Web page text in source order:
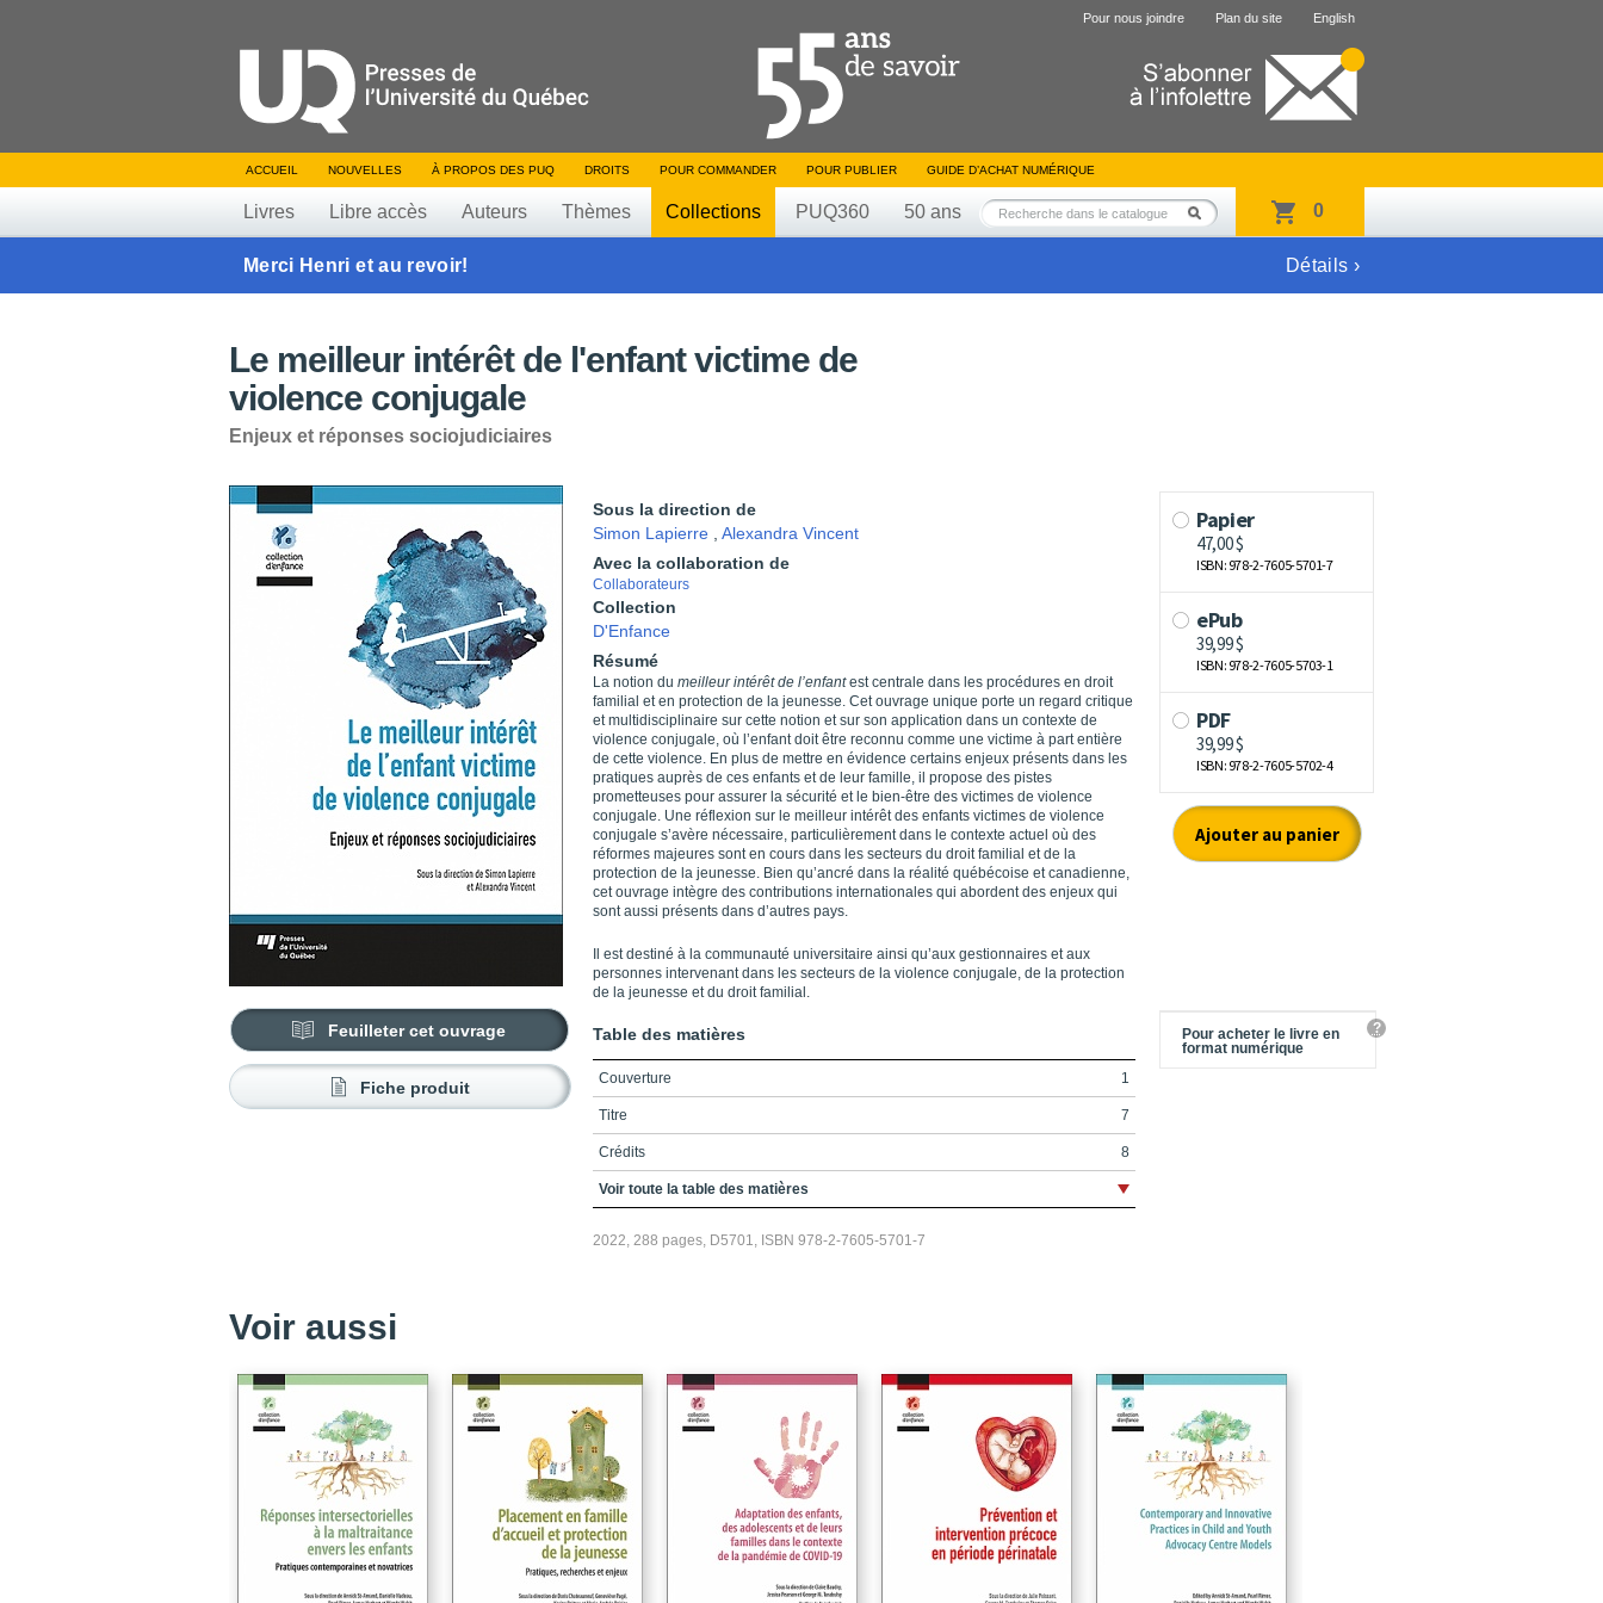
Pour nous joindre Plan du site English
ACCUEIL NOUVELLES À PROPOS DES PUQ DROITS POUR COMMANDER POUR PUBLIER GUIDE D’ACHAT NUMÉRIQUE
Livres Libre accès Auteurs Thèmes Collections PUQ360 50 ans 0
Merci Henri et au revoir! Détails ›
Le meilleur intérêt de l'enfant victime de
violence conjugale
Enjeux et réponses sociojudiciaires
Feuilleter cet ouvrage
Fiche produit
Sous la direction de
Simon Lapierre
Alexandra Vincent
Avec la collaboration de
Collaborateurs
Collection
D'Enfance
Résumé
La notion du meilleur intérêt de l’enfantest centrale dans les procédures en droit
familial et en protection de la jeunesse. Cet ouvrage unique porte un regard critique
et multidisciplinaire sur cette notion et sur son application dans un contexte de
violence conjugale, où l’enfant doit être reconnu comme une victime à part entière
de cette violence. En plus de mettre en évidence certains enjeux présents dans les
pratiques auprès de ces enfants et de leur famille, il propose des pistes
prometteuses pour assurer la sécurité et le bien-être des victimes de violence
conjugale. Une réflexion sur le meilleur intérêt des enfants victimes de violence
conjugale s’avère nécessaire, particulièrement dans le contexte actuel où des
réformes majeures sont en cours dans les secteurs du droit familial et de la
protection de la jeunesse. Bien qu’ancré dans la réalité québécoise et canadienne,
cet ouvrage intègre des contributions internationales qui abordent des enjeux qui
sont aussi présents dans d’autres pays.
Il est destiné à la communauté universitaire ainsi qu’aux gestionnaires et aux
personnes intervenant dans les secteurs de la violence conjugale, de la protection
de la jeunesse et du droit familial.
Table des matières
Couverture 1
Titre 7
Crédits 8
Table des matières 9
Chapitre 1 / L’intérêt supérieur de l’enfant: la recherche de convergences
parmi les approches divergentes
33
Conclusion 49
Références
Chapitre 2 / Quand la rupture est impossible: une histoire (de droit) belge
Conclusion. Une impossible rupture à la faveur de la sauvegarde des
liens parentaux
Références
Voir toute la table des matières
2022, 288 pages, D5701, ISBN 978-2-7605-5701-7
Pour acheter le livre en
format numérique
?
Voir aussi